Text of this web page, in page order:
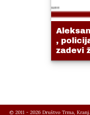
,
zadevi
© 2011 - 2026 Društvo Trma,